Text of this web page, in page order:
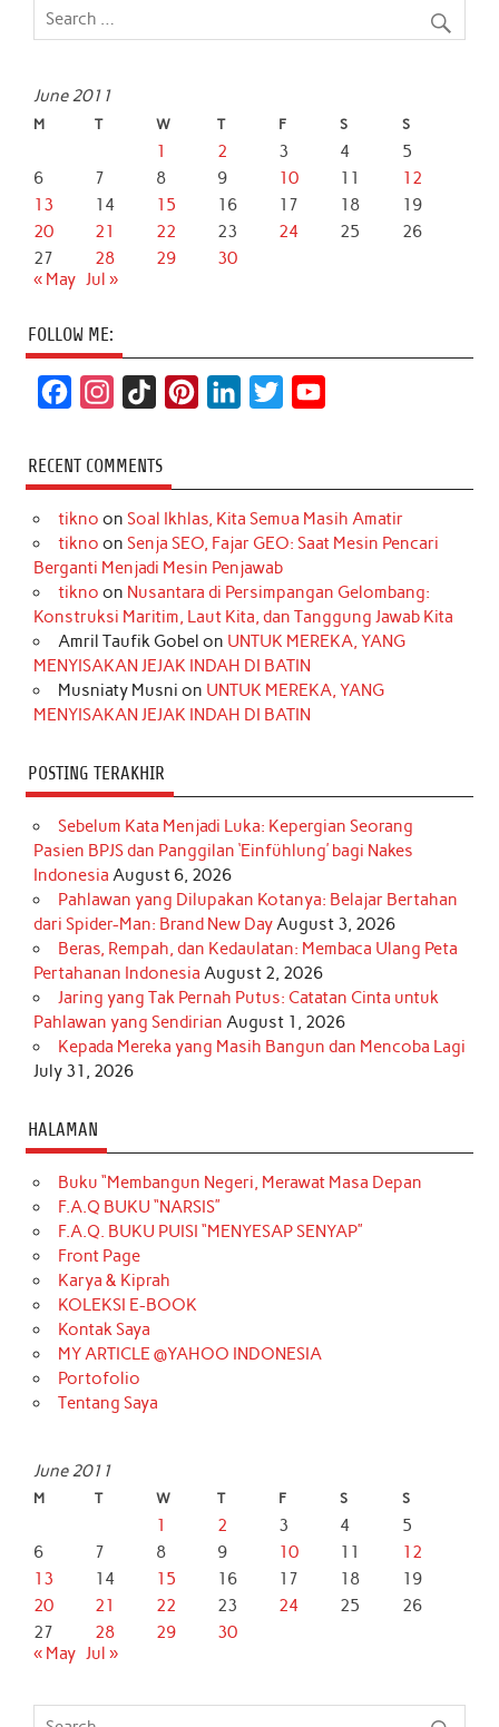
June 2011
M T W T F S S
1 2 3 4
5
6
7 8 9 10 11
12
13
14 15 16 17 18
19
20
21 22 23 24 25
26
27
28 29
30
« May Jul »
FOLLOW ME:
c
e
b
o
k
s
t
a
r
a
m
k
T
o
k
t
e
r
e
s
t
k
e
d
I
n
t
t
r
T
u
e
RECENT COMMENTS
tikno on Soal Ikhlas, Kita Semua Masih Amatir
tikno on Senja SEO, Fajar GEO: Saat Mesin Pencari
Berganti Menjadi Mesin Penjawab
tikno on Nusantara di Persimpangan Gelombang:
Konstruksi Maritim, Laut Kita, dan Tanggung Jawab Kita
Amril Taufik Gobel on UNTUK MEREKA, YANG
MENYISAKAN JEJAK INDAH DI BATIN
Musniaty Musni on UNTUK MEREKA, YANG
MENYISAKAN JEJAK INDAH DI BATIN
POSTING TERAKHIR
Sebelum Kata Menjadi Luka: Kepergian Seorang
Pasien BPJS dan Panggilan ‘Einfühlung’ bagi Nakes
Indonesia August 6, 2026
Pahlawan yang Dilupakan Kotanya: Belajar Bertahan
dari Spider-Man: Brand New DayAugust 3, 2026
Beras, Rempah, dan Kedaulatan: Membaca Ulang Peta
Pertahanan Indonesia August 2, 2026
Jaring yang Tak Pernah Putus: Catatan Cinta untuk
Pahlawan yang Sendirian August 1, 2026
Kepada Mereka yang Masih Bangun dan Mencoba Lagi
July 31, 2026
HALAMAN
Buku “Membangun Negeri, Merawat Masa Depan
F.A.Q BUKU “NARSIS”
F.A.Q. BUKU PUISI “MENYESAP SENYAP”
Front Page
Karya & Kiprah
KOLEKSI E-BOOK
Kontak Saya
MY ARTICLE @YAHOO INDONESIA
Portofolio
Tentang Saya
June 2011
M T W T F S S
1 2 3 4
5
6
7 8 9 10 11
12
13
14 15 16 17 18
19
20
21 22 23 24 25
26
27
28 29
30
« May Jul »